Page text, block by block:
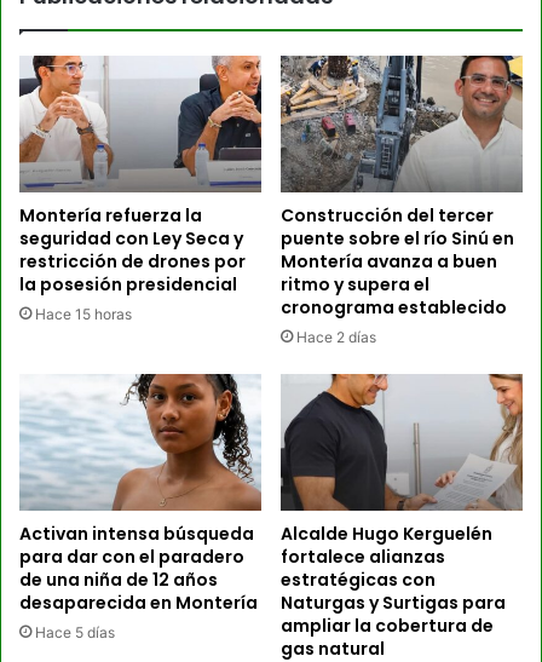
Montería refuerza la
seguridad con Ley Seca y
restricción de drones por
la posesión presidencial
Hace 15 horas
Construcción del tercer
puente sobre el río Sinú en
Montería avanza a buen
ritmo y supera el
cronograma establecido
Hace 2 días
Activan intensa búsqueda
para dar con el paradero
de una niña de 12 años
desaparecida en Montería
Hace 5 días
Alcalde Hugo Kerguelén
fortalece alianzas
estratégicas con
Naturgas y Surtigas para
ampliar la cobertura de
gas natural